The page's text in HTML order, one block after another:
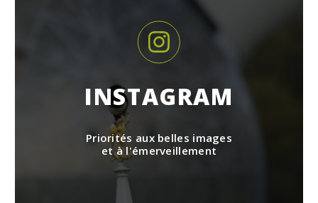
INSTAGRAM
Priorités aux belles images
et à l'émerveillement